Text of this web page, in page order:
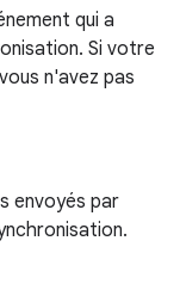
qui a
Si votre
n'avez pas
envoyés par